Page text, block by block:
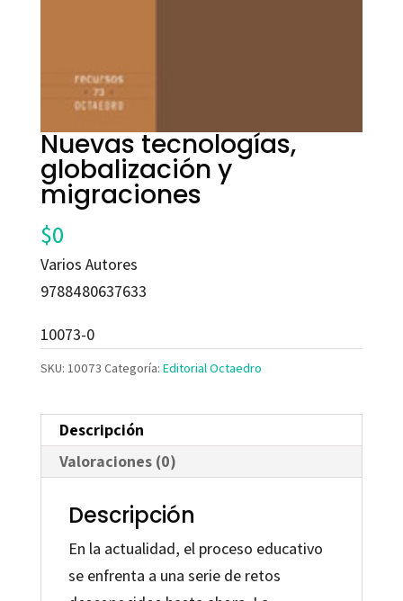
Nuevas tecnologías,
globalización y
migraciones
$0
Varios Autores
9788480637633
10073-0
SKU: 10073 Categoría: Editorial Octaedro
Descripción
Valoraciones (0)
Descripción
En la actualidad, el proceso educativo
se enfrenta a una serie de retos